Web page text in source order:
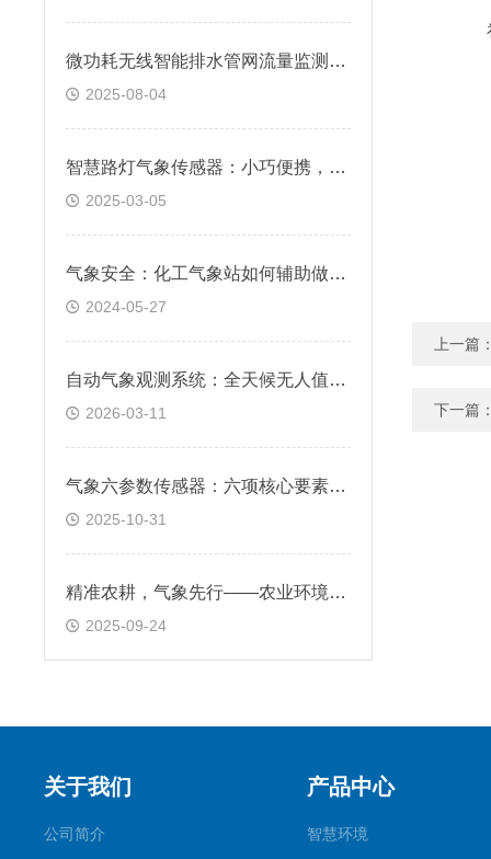
微功耗无线智能排水管网流量监测终端：低功耗高精度应用
2025-08-04
智慧路灯气象传感器：小巧便携，功能*
2025-03-05
气象安全：化工气象站如何辅助做好气象防灾建设
2024-05-27
自动气象观测系统：全天候无人值守，精准记录气象数据
2026-03-11
气象六参数传感器：六项核心要素的集成监测设备
2025-10-31
精准农耕，气象先行——农业环境监测气象站
2025-09-24
上一篇
下一篇
关于我们
公司简介
产品中心
智慧环境